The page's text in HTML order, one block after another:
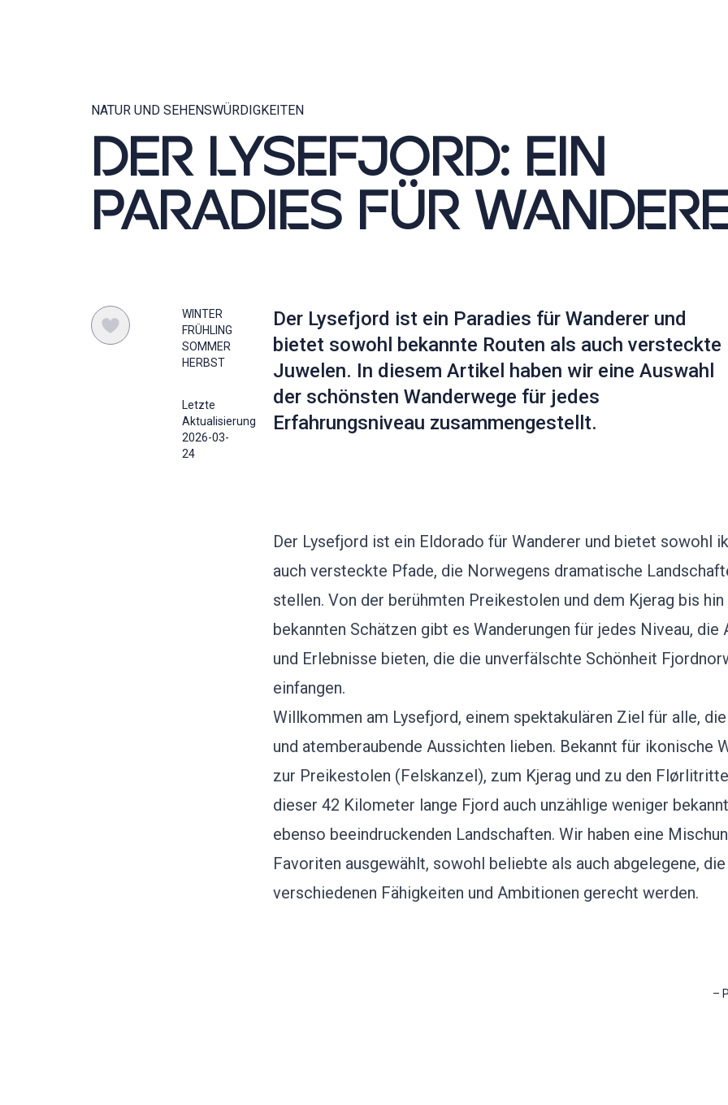
NATUR UND SEHENSWÜRDIGKEITEN
DER LYSEFJORD: EIN
PARADIES FÜR
WINTER
FRÜHLING
SOMMER
HERBST
Letzte
Aktualisierung
2026-03-
24
Der Lysefjord ist ein Paradies für Wanderer und
bietet sowohl bekannte Routen als auch versteckte
Juwelen. In diesem Artikel haben wir eine Auswahl
der schönsten Wanderwege für jedes
Erfahrungsniveau zusammengestellt.
Der Lysefjord ist ein Eldorado für Wanderer und bietet sowohl
auch versteckte Pfade, die Norwegens dramatische
stellen. Von der berühmten Preikestolen und dem Kjerag bis
bekannten Schätzen gibt es Wanderungen für jedes Niveau, die
und Erlebnisse bieten, die die unverfälschte Schönheit
einfangen.
Willkommen am Lysefjord, einem spektakulären Ziel für alle,
und atemberaubende Aussichten lieben. Bekannt für ikonische
zur Preikestolen (Felskanzel), zum Kjerag und zu den
dieser 42 Kilometer lange Fjord auch unzählige weniger
ebenso beeindruckenden Landschaften. Wir haben eine
Favoriten ausgewählt, sowohl beliebte als auch abgelegene, die
verschiedenen Fähigkeiten und Ambitionen gerecht werden.
–